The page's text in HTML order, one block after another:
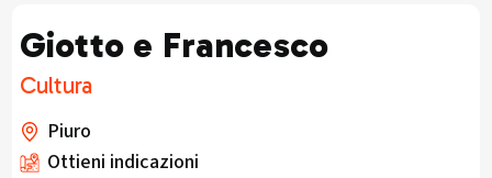
Giotto e Francesco
Cultura
Piuro
Ottieni indicazioni